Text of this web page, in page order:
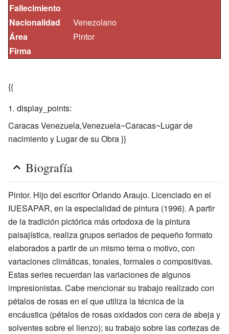
Fallecimiento
Nacionalidad
Venezolano
Área
Pintor
Firma
{{
display_points:
Caracas Venezuela,Venezuela~Caracas~Lugar de
nacimiento y Lugar de su Obra }}
Biografía
Pintor. Hijo del escritor Orlando Araujo. Licenciado en el
IUESAPAR, en la especialidad de pintura (1996). A partir
de la tradición pictórica más ortodoxa de la pintura
paisajística, realiza grupos seriados de pequeño formato
elaborados a partir de un mismo tema o motivo, con
variaciones climáticas, tonales, formales o compositivas.
Estas series recuerdan las variaciones de algunos
impresionistas. Cabe mencionar su trabajo realizado con
pétalos de rosas en el que utiliza la técnica de la
encáustica (pétalos de rosas oxidados con cera de abeja y
solventes sobre el lienzo); su trabajo sobre las cortezas de